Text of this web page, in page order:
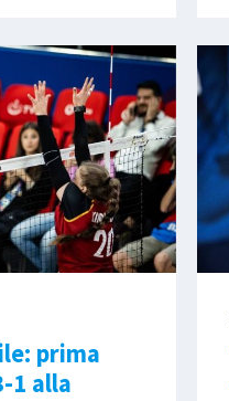
prima
1 alla